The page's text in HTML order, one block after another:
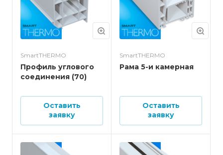
SmartTHERMO
Профиль углового
соединения (70)
Оставить
заявку
SmartTHERMO
Рама 5-и камерная
Оставить
заявку